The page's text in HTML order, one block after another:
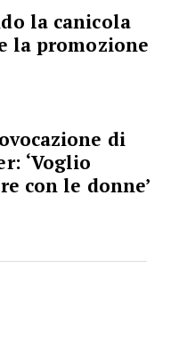
la canicola
la promozione
di
‘Voglio
con le donne’